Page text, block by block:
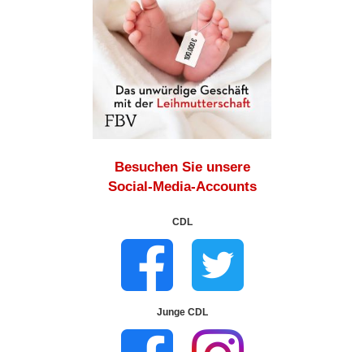
Besuchen Sie unsere
Social-Media-Accounts
CDL
Junge CDL